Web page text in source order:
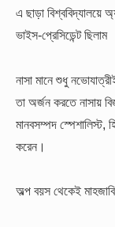
এ ছাড়া বিশ্ববিদ্যালয়ে
ভাইস-প্রেসিডেন্ট ছিলাম
নাসা মানে শুধু
তা অর্জন করতে নাসায়
মানবসম্পদ স্পেশালিস্ট,
করেন।
অল্প বয়স থেকেই